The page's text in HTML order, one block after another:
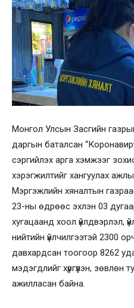
Монгол Улсын Засгийн
даргын баталсан
сэргийлэх арга хэмжээг
хэрэгжилтийг хангуулах
Мэргэжлийн хяналтын
23-ны өдрөөс эхлэн 03
хугацаанд хоол үйлдвэрлэл,
нийтийн үйлчилгээтэй 2300
давхардсан тоогоор 8262
мэдэгдлийг хүргүүлэн, зөвлөн
ажилласан байна.